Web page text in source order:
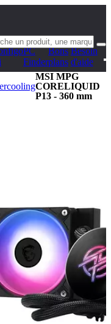
PC
Finder
Bons
plans
Besoin
d'aide
MSI MPG
CORELIQUID
P13 - 360 mm